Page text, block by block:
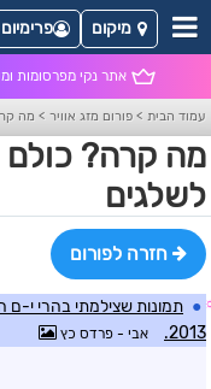
אתר נקי מפרסומות
מיקום
עמוד הבית > פורום מזג אוויר > מה
מה קרה? כולם
לשלגים
חזרה לפורום
● תמונות שצילמתי בהרי י-
2013.
אבי - פרדס כץ